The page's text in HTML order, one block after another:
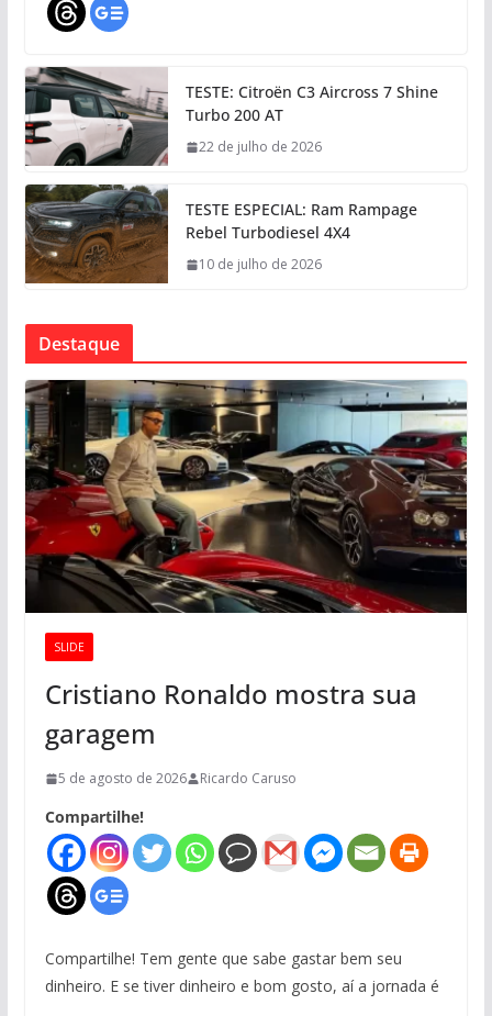
TESTE: Citroën C3 Aircross 7 Shine
Turbo 200 AT
22 de julho de 2026
TESTE ESPECIAL: Ram Rampage
Rebel Turbodiesel 4X4
10 de julho de 2026
Destaque
SLIDE
Cristiano Ronaldo mostra sua
garagem
5 de agosto de 2026 Ricardo Caruso
Compartilhe!
Compartilhe! Tem gente que sabe gastar bem seu
dinheiro. E se tiver dinheiro e bom gosto, aí a jornada é